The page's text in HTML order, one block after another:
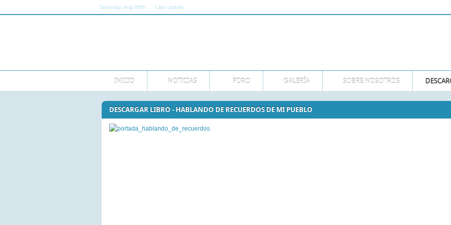
Saturday , Aug 08th Last update
INICIO NOTICIAS FORO GALERÍA SOBRE NOSOTROS
DESCARGAR LIBRO - HABLANDO DE RECUERDOS DE MI PUEBLO